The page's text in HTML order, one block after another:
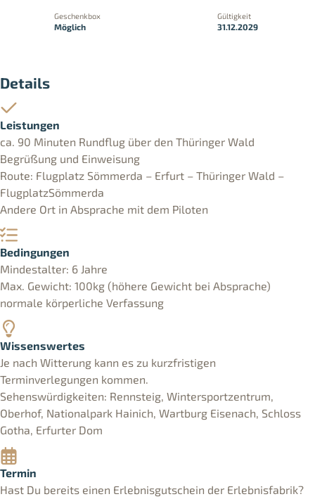
Geschenkbox
Möglich
Gültigkeit
31.12.2029
Details
Leistungen
ca. 90 Minuten Rundflug über den Thüringer Wald
Begrüßung und Einweisung
Route: Flugplatz Sömmerda – Erfurt – Thüringer Wald –
FlugplatzSömmerda
Andere Ort in Absprache mit dem Piloten
Bedingungen
Mindestalter: 6 Jahre
Max. Gewicht: 100kg (höhere Gewicht bei Absprache)
normale körperliche Verfassung
Wissenswertes
Je nach Witterung kann es zu kurzfristigen
Terminverlegungen kommen.
Sehenswürdigkeiten: Rennsteig, Wintersportzentrum,
Oberhof, Nationalpark Hainich, Wartburg Eisenach, Schloss
Gotha, Erfurter Dom
Termin
Hast Du bereits einen Erlebnisgutschein der Erlebnisfabrik?